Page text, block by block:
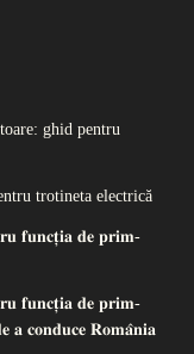
ghid pentru
trotineta electrică
𝐟𝐮𝐧𝐜𝐭̦𝐢𝐚 𝐝𝐞 𝐩𝐫𝐢𝐦-
𝐟𝐮𝐧𝐜𝐭̦𝐢𝐚 𝐝𝐞 𝐩𝐫𝐢𝐦-
𝐝𝐞 𝐚 𝐜𝐨𝐧𝐝𝐮𝐜𝐞 𝐑𝐨𝐦𝐚̂𝐧𝐢𝐚